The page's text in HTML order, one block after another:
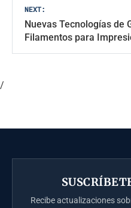
NEXT:
Nuevas Tecnologías de
Filamentos para
/
Recibe actualizaciones